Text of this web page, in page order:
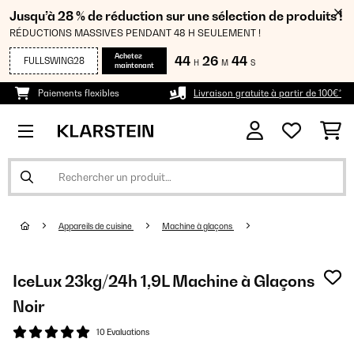
Jusqu’à 28 % de réduction sur une sélection de produits !
RÉDUCTIONS MASSIVES PENDANT 48 H SEULEMENT !
FULLSWING28
Achetez
maintenant
44 H 26 M 44 S
Paiements flexibles Livraison gratuite à partir de 100€*
Appareils de cuisine Machine à glaçons
IceLux 23kg/24h 1,9L Machine à Glaçons
Noir
10 Evaluations